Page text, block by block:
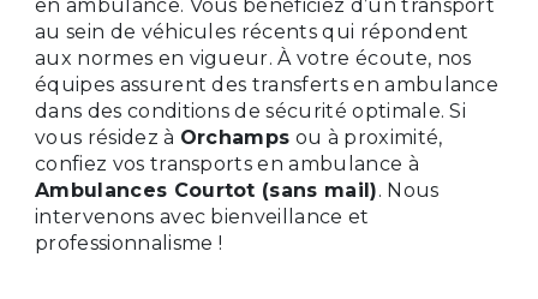
en ambulance. Vous bénéficiez d’un transport
au sein de véhicules récents qui répondent
aux normes en vigueur. À votre écoute, nos
équipes assurent des transferts en ambulance
dans des conditions de sécurité optimale. Si
vous résidez à Orchamps ou à proximité,
confiez vos transports en ambulance à
Ambulances Courtot (sans mail). Nous
intervenons avec bienveillance et
professionnalisme !